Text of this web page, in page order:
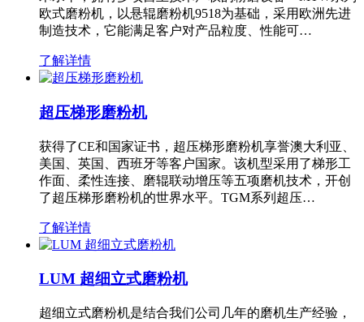
欧式磨粉机，以悬辊磨粉机9518为基础，采用欧洲先进
制造技术，它能满足客户对产品粒度、性能可…
了解详情
超压梯形磨粉机
获得了CE和国家证书，超压梯形磨粉机享誉澳大利亚、
美国、英国、西班牙等客户国家。该机型采用了梯形工
作面、柔性连接、磨辊联动增压等五项磨机技术，开创
了超压梯形磨粉机的世界水平。TGM系列超压…
了解详情
LUM 超细立式磨粉机
超细立式磨粉机是结合我们公司几年的磨机生产经验，